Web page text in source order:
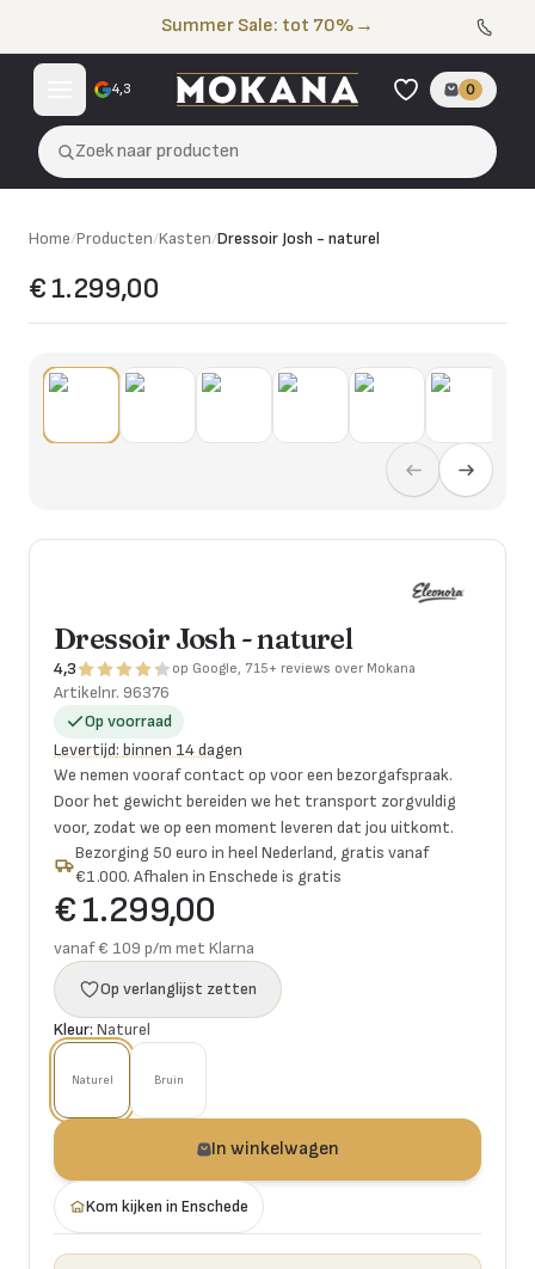
Summer Sale: tot 70% →
4,3 0
Zoek naar producten
Home/Producten/Kasten/Dressoir Josh - naturel
€ 1.299,00
Dressoir Josh - naturel
4,3 op Google, 715+ reviews over Mokana
Artikelnr. 96376
Op voorraad
Levertijd: binnen 14 dagen
We nemen vooraf contact op voor een bezorgafspraak.
Door het gewicht bereiden we het transport zorgvuldig
voor, zodat we op een moment leveren dat jou uitkomt.
Bezorging 50 euro in heel Nederland, gratis vanaf
€1.000. Afhalen in Enschede is gratis
€ 1.299,00
vanaf € 109 p/m met Klarna
Op verlanglijst zetten
Kleur: Naturel
Naturel Bruin
In winkelwagen
Kom kijken in Enschede